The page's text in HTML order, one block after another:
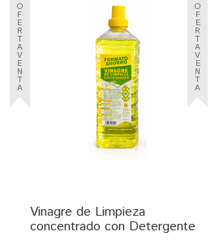
O
F
E
R
T
A
V
E
N
T
A
O
F
E
R
T
A
V
E
N
T
A
Vinagre de Limpieza
concentrado con Detergente